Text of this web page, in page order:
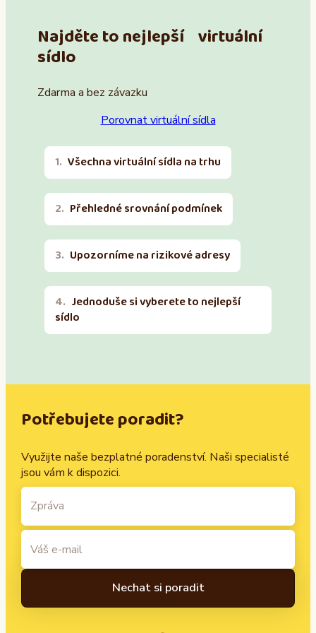
Najděte to nejlepší virtuální
sídlo
Zdarma a bez závazku
Porovnat virtuální sídla
Všechna virtuální sídla na trhu
Přehledné srovnání podmínek
Upozorníme na rizikové adresy
Jednoduše si vyberete to nejlepší
sídlo
Potřebujete poradit?
Využijte naše bezplatné poradenství. Naši specialisté
jsou vám k dispozici.